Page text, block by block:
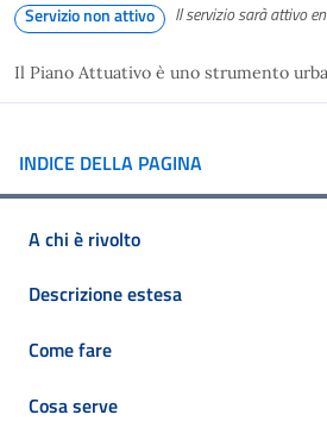
Servizio non attivo Il servizio sarà attivo
Il Piano Attuativo è uno strumento
INDICE DELLA PAGINA
A chi è rivolto
Descrizione estesa
Come fare
Cosa serve